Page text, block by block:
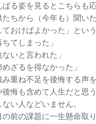
る姿を見るとこちらも
ちから（今年も）聞いた
ておけばよかった」という
ちてしまった」
ないと言われた」
めざるを得なかった」
重ね不足を後悔する声
悔も含めて人生だと思う
い人などいません。
前の課題に一生懸命取り